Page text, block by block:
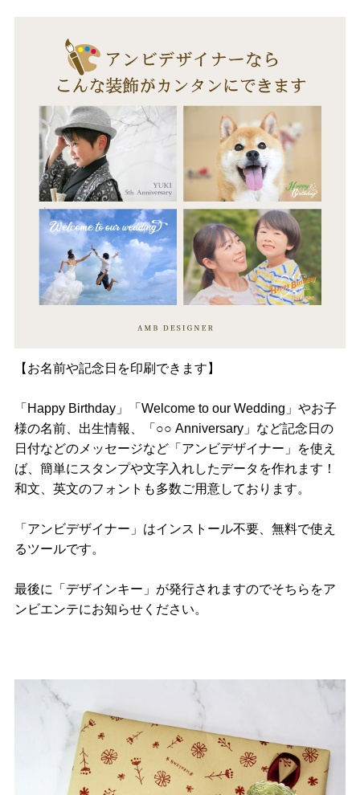
【お名前や記念日を印刷できます】
「Happy Birthday」「Welcome to our Wedding」やお子
様の名前、出生情報、「○○ Anniversary」など記念日の
日付などのメッセージなど「アンビデザイナー」を使え
ば、簡単にスタンプや文字入れしたデータを作れます！
和文、英文のフォントも多数ご用意しております。
「アンビデザイナー」はインストール不要、無料で使え
るツールです。
最後に「デザインキー」が発行されますのでそちらをア
ンビエンテにお知らせください。